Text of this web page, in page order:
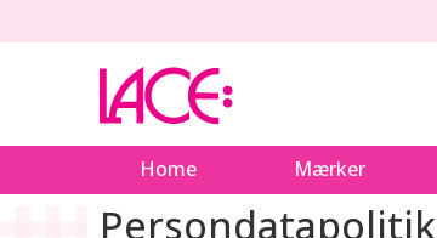
Home Mærker
Persondatapolitik